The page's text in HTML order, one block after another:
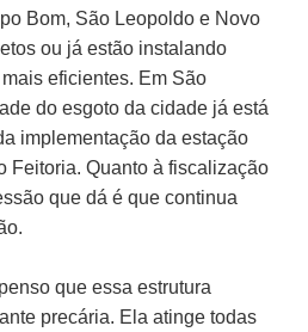
Bom, São Leopoldo e Novo
ou já estão instalando
eficientes. Em São
do esgoto da cidade já está
implementação da estação
Feitoria. Quanto à fiscalização
que dá é que continua
que essa estrutura
precária. Ela atinge todas